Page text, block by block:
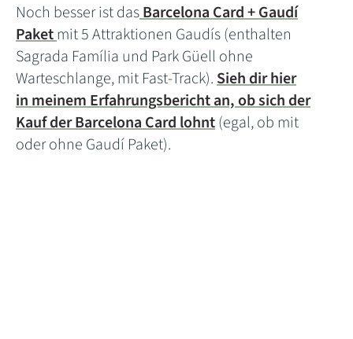
Noch besser ist dasBarcelona Card + Gaudí
Paketmit 5 Attraktionen Gaudís (enthalten
Sagrada Família und Park Güell ohne
Warteschlange, mit Fast-Track).Sieh dir hier
in meinem Erfahrungsbericht an, ob sich der
Kauf der Barcelona Card lohnt(egal, ob mit
oder ohne Gaudí Paket).